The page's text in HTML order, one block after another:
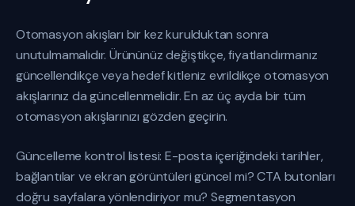
Otomasyon akışları bir kez kurulduktan sonra
unutulmamalıdır. Ürününüz değiştikçe, fiyatlandırmanız
güncellendikçe veya hedef kitleniz evrildikçe otomasyon
akışlarınız da güncellenmelidir. En az üç ayda bir tüm
otomasyon akışlarınızı gözden geçirin.
Güncelleme kontrol listesi: E-posta içeriğindeki tarihler,
bağlantılar ve ekran görüntüleri güncel mi? CTA butonları
doğru sayfalara yönlendiriyor mu? Segmentasyon